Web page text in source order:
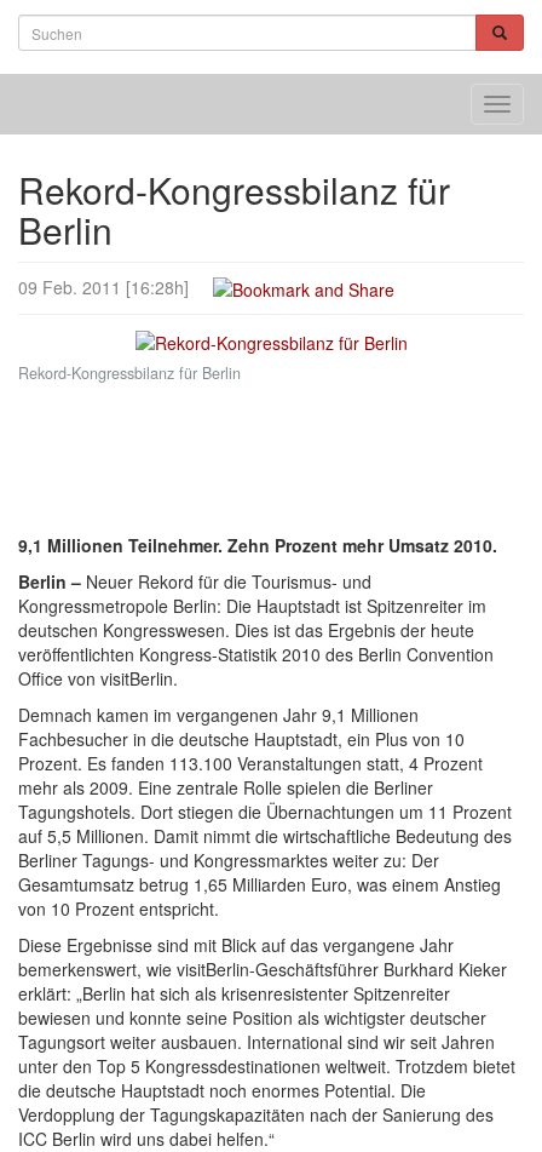
Rekord-Kongressbilanz für
Berlin
09 Feb. 2011 [16:28h]
Rekord-Kongressbilanz für Berlin
9,1 Millionen Teilnehmer. Zehn Prozent mehr Umsatz 2010.
Berlin – Neuer Rekord für die Tourismus- und
Kongressmetropole Berlin: Die Hauptstadt ist Spitzenreiter im
deutschen Kongresswesen. Dies ist das Ergebnis der heute
veröffentlichten Kongress-Statistik 2010 des Berlin Convention
Office von visitBerlin.
Demnach kamen im vergangenen Jahr 9,1 Millionen
Fachbesucher in die deutsche Hauptstadt, ein Plus von 10
Prozent. Es fanden 113.100 Veranstaltungen statt, 4 Prozent
mehr als 2009. Eine zentrale Rolle spielen die Berliner
Tagungshotels. Dort stiegen die Übernachtungen um 11 Prozent
auf 5,5 Millionen. Damit nimmt die wirtschaftliche Bedeutung des
Berliner Tagungs- und Kongressmarktes weiter zu: Der
Gesamtumsatz betrug 1,65 Milliarden Euro, was einem Anstieg
von 10 Prozent entspricht.
Diese Ergebnisse sind mit Blick auf das vergangene Jahr
bemerkenswert, wie visitBerlin-Geschäftsführer Burkhard Kieker
erklärt: „Berlin hat sich als krisenresistenter Spitzenreiter
bewiesen und konnte seine Position als wichtigster deutscher
Tagungsort weiter ausbauen. International sind wir seit Jahren
unter den Top 5 Kongressdestinationen weltweit. Trotzdem bietet
die deutsche Hauptstadt noch enormes Potential. Die
Verdopplung der Tagungskapazitäten nach der Sanierung des
ICC Berlin wird uns dabei helfen.“